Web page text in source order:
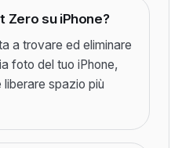
Zero su iPhone?
a trovare ed eliminare
foto del tuo iPhone,
spazio più